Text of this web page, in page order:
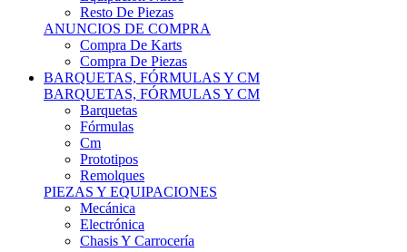
Suspensiones
Frenos
Llantas
Neumáticos
Resto De Piezas
ANUNCIOS DE COMPRA
Compra Vehículos
Compra De Piezas
CARCROSS Y FÓRMULAS
CARCROSS Y FORMULAS TT
Carcross
Formulas Tt Autocross
Remolques
PIEZAS Y EQUIPACIONES
Mecanica